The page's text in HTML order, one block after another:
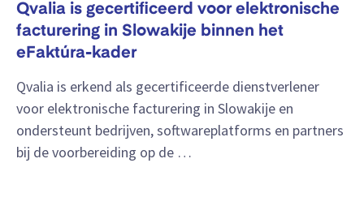
Qvalia is gecertificeerd voor elektronische
facturering in Slowakije binnen het
eFaktúra-kader
Qvalia is erkend als gecertificeerde dienstverlener
voor elektronische facturering in Slowakije en
ondersteunt bedrijven, softwareplatforms en partners
bij de voorbereiding op de …